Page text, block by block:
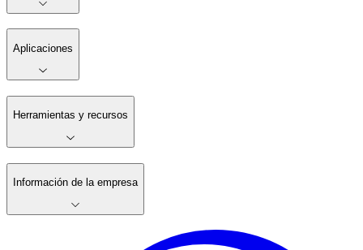
Aplicaciones
Herramientas y recursos
Información de la empresa